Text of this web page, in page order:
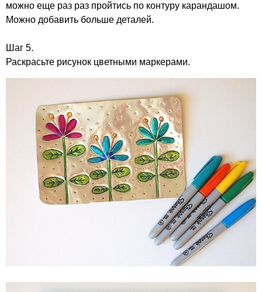
можно еще раз раз пройтись по контуру карандашом.
Можно добавить больше деталей.
Шаг 5.
Раскрасьте рисунок цветными маркерами.